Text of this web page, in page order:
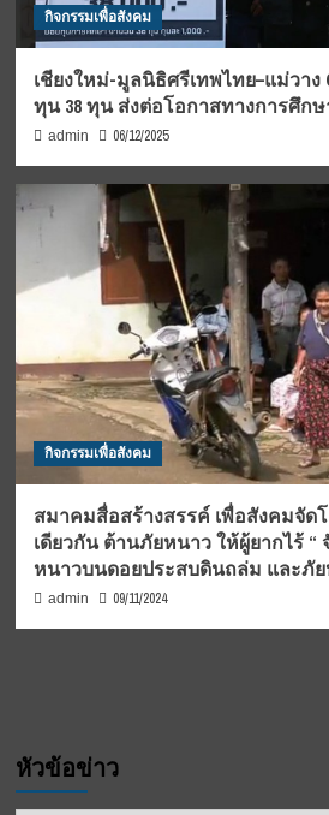
กิจกรรมเพื่อสังคม
เชียงใหม่-มูลนิธิศรีเทพไทย–แม่วาง
ทุน 38 ทุน ส่งต่อโอกาสทางการศึกษ
admin 06/12/2025
กิจกรรมเพื่อสังคม
สมาคมสื่อสร้างสรรค์ เพื่อสังคมจัด
เดียวกัน ต้านภัยหนาว ให้ผู้ยากไร้ “
หนาวบนดอยประสบดินถล่ม และภั
admin 09/11/2024
หัวข้อข่าว